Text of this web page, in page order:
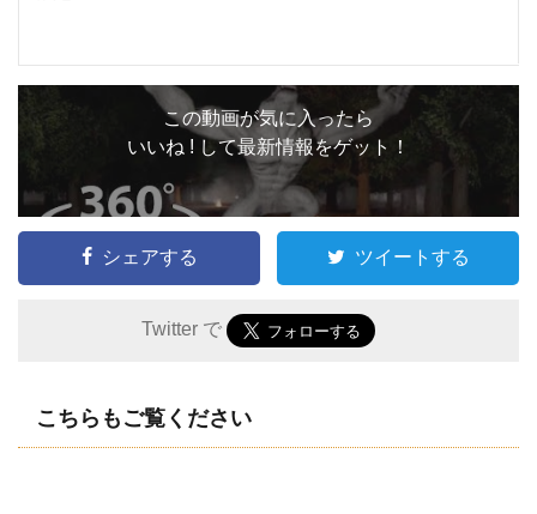
この動画が気に入ったら
いいね ! して最新情報をゲット！
シェアする ツイートする
Twitter で
こちらもご覧ください